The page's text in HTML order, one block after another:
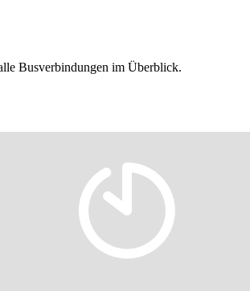
Busverbindungen im Überblick.